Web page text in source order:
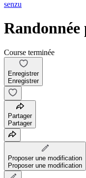
senzu
Randonnée
Course terminée
Enregistrer
Enregistrer
Partager
Partager
Proposer une modification
Proposer une modification